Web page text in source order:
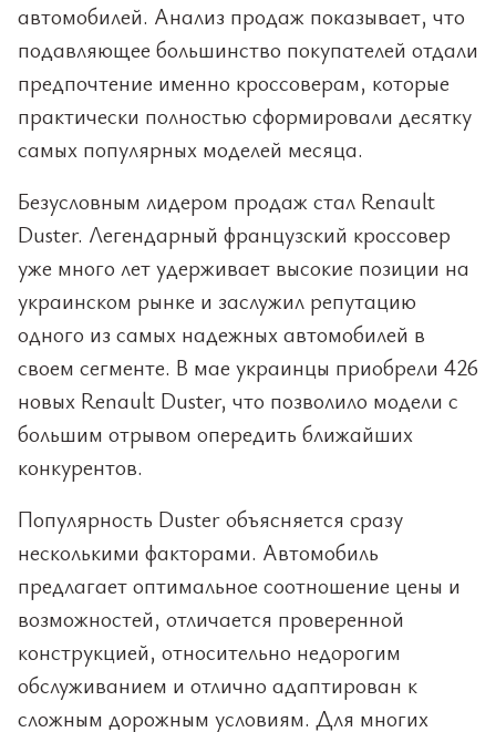
автомобилей. Анализ продаж показывает, что
подавляющее большинство покупателей отдали
предпочтение именно кроссоверам, которые
практически полностью сформировали десятку
самых популярных моделей месяца.
Безусловным лидером продаж стал Renault
Duster. Легендарный французский кроссовер
уже много лет удерживает высокие позиции на
украинском рынке и заслужил репутацию
одного из самых надежных автомобилей в
своем сегменте. В мае украинцы приобрели 426
новых Renault Duster, что позволило модели с
большим отрывом опередить ближайших
конкурентов.
Популярность Duster объясняется сразу
несколькими факторами. Автомобиль
предлагает оптимальное соотношение цены и
возможностей, отличается проверенной
конструкцией, относительно недорогим
обслуживанием и отлично адаптирован к
сложным дорожным условиям. Для многих